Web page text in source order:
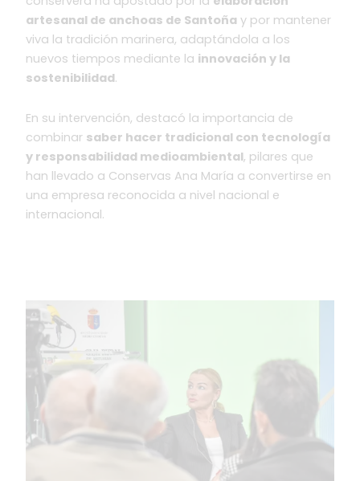
artesanal de anchoas de Santoña y por mantener
viva la tradición marinera, adaptándola a los
nuevos tiempos mediante la innovación y la
sostenibilidad.
En su intervención, destacó la importancia de
combinar saber hacer tradicional con tecnología
y responsabilidad medioambiental, pilares que
han llevado a Conservas Ana María a convertirse en
una empresa reconocida a nivel nacional e
internacional.